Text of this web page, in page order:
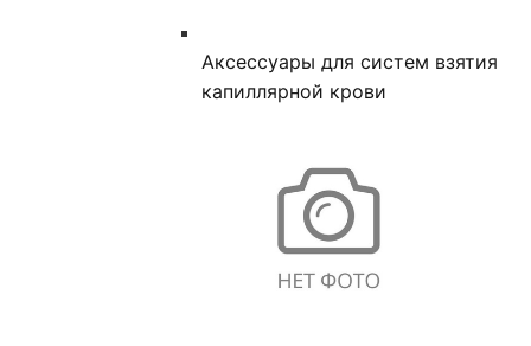
Аксессуары для систем взятия
капиллярной крови